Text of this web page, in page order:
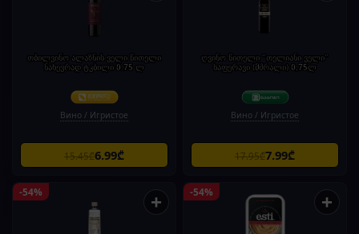
თბილვინო ალაზნის ველი წითელი
ნახევრად ტკბილი 0.75 ლ
Вино / Игристое
15.45₾6.99₾
ღვინო წითელი "თელიანი ველი"
საფერავი (მშრალი) 0,75ლ
Вино / Игристое
17.95₾7.99₾
-54% + -54% +